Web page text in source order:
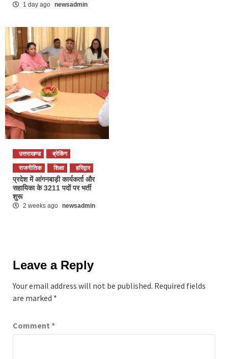
1 day ago newsadmin
उत्तराखण्ड
ब्रेकिंग
राजनीतिक
शिक्षा हरिद्वार
प्रदेश में आंगनबाड़ी कार्यकर्ता और
सहायिका के 3211 पदों पर भर्ती
शुरू
2 weeks ago newsadmin
Leave a Reply
Your email address will not be published. Required fields
are marked *
Comment *